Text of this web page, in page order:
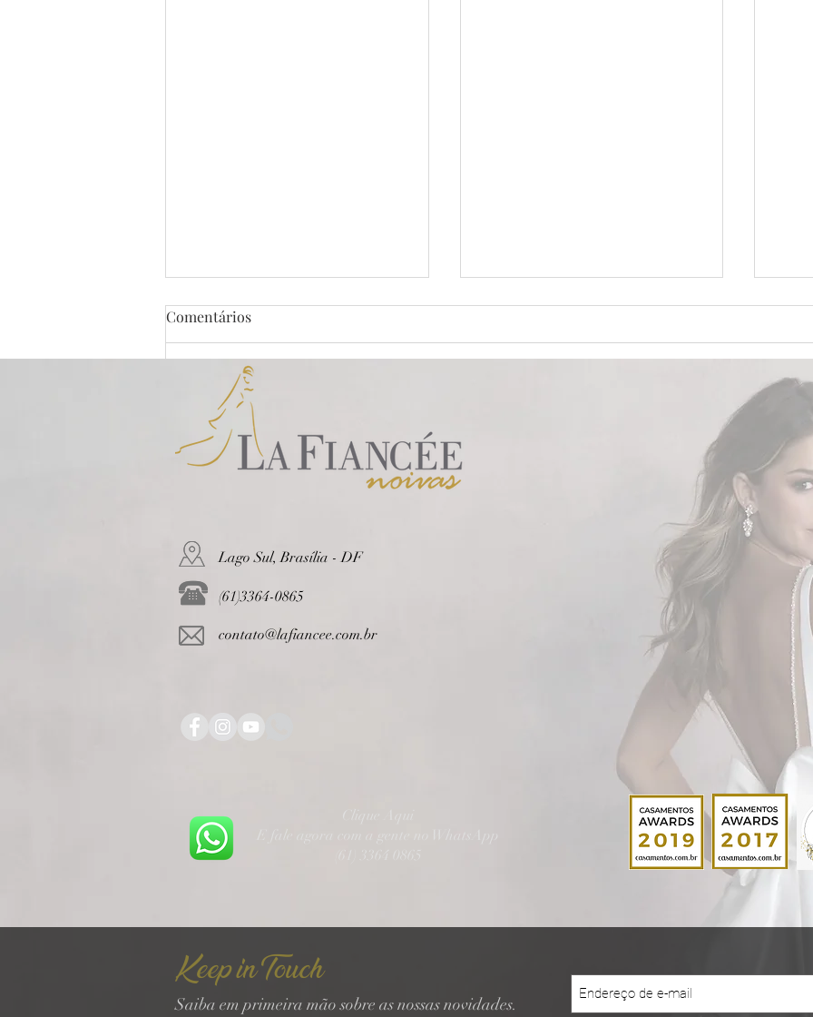
La Fiancée - Vestidos de
Noiva em Brasília e no mundo
Comentários
Escreva um comentário
Lago Sul, Brasília - DF
(61)3364-0865
contato@lafiancee.com.br
Keep in Touch
Saiba em primeira mão sobre as nossas novidades.